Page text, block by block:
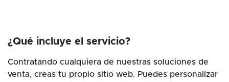
¿Qué incluye el servicio?
Contratando cualquiera de nuestras soluciones de
venta, creas tu propio sitio web. Puedes personalizar